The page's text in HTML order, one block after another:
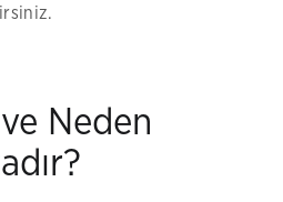
Neden